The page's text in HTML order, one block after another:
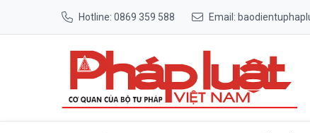
Hotline: 0869 359 588 Email: